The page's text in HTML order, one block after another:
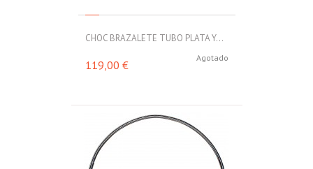
CHOC BRAZALETE TUBO PLATA Y...
Agotado
119,00 €